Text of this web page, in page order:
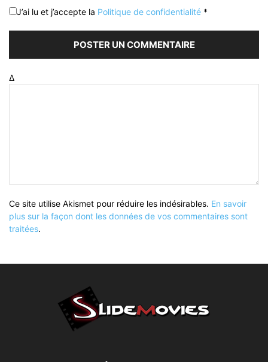
J’ai lu et j’accepte la Politique de confidentialité *
Δ
Ce site utilise Akismet pour réduire les indésirables. En savoir
plus sur la façon dont les données de vos commentaires sont
traitées.